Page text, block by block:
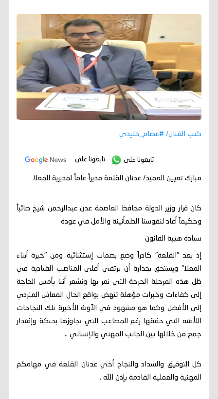
كتب الفنان/ #عصام_خليدي
تابعونا على تابعونا على
مبارك تعيين العميد/ عدنان القلعة مديراً عاماً لمديرية المعلا
كان قرار وزير الدولة محافظ العاصمة عدن عبدالرحمن شيخ صائباً
وحكيماً أعاد لنفوسنا الطمأنينة والأمل في عودة
سيادة هيبة القانون
إذ يعد "القلعة" كادراً وضع بصمات إستثنائية ومن "خيرة أبناء
المعلا" ويستحق بجدارة أن يرتقي أعلى المناصب القيادية في
ظل هذه المرحلة الحرجة التي نمر بها ونشعر أننا بأمس الحاجة
إلى كفاءات وخبرات مؤهلة تنهض بواقع الحال المعاش المتردي
إلى الأفضل وكما هو مشهود في الآونة الأخيرة تلك النجاحات
اللأفته التي حققها رغم المصاعب التي تجاوزها بحنكة وإقتدار
جمع من خلالها بين الجانب المهني والإنساني ..
كل التوفيق والسداد والنجاح أخي عدنان القلعة في مهامكم
المهنية والعملية القادمة بإذن الله .